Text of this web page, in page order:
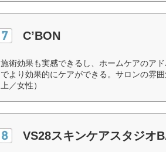
C’BON
施術効果も実感できるし、ホームケアのア
でより効果的にケアができる。サロンの雰
上／女性）
VS28スキンケアスタジオ